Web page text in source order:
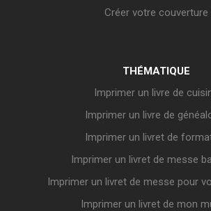
Créer votre couverture
THÉMATIQUE
Imprimer un livre de
Imprimer un livre de
Imprimer un livret de
Imprimer un livret de messe
Imprimer un livret de messe pour
Imprimer un livret de mon